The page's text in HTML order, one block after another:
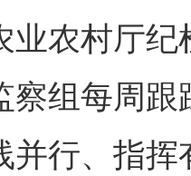
业农村厅
察组每周
并行、指挥